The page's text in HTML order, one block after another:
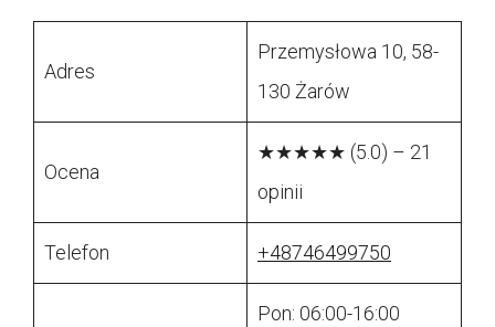
Adres
Przemysłowa 10, 58-
130 Żarów
Ocena
★★★★★ (5.0) – 21
opinii
Telefon +48746499750
Pon: 06:00-16:00